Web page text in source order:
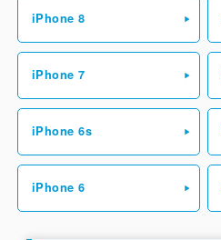
iPhone 8
iPhone 7
iPhone 6s
iPhone 6